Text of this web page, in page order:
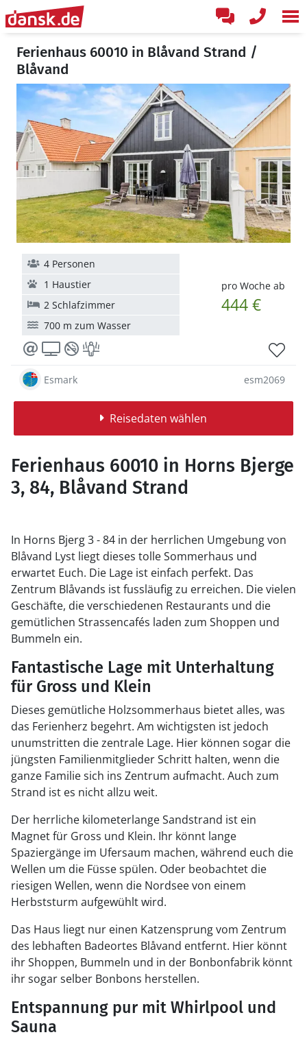
Ferienhaus 60010 in Blåvand Strand /
Blåvand
pro Woche ab
444 €
4 Personen
1 Haustier
2 Schlafzimmer
700 m zum Wasser
Esmark esm2069
Reisedaten wählen
Ferienhaus 60010 in Horns Bjerge
3, 84, Blåvand Strand
In Horns Bjerg 3 - 84 in der herrlichen Umgebung von
Blåvand Lyst liegt dieses tolle Sommerhaus und
erwartet Euch. Die Lage ist einfach perfekt. Das
Zentrum Blåvands ist fussläufig zu erreichen. Die vielen
Geschäfte, die verschiedenen Restaurants und die
gemütlichen Strassencafés laden zum Shoppen und
Bummeln ein.
Fantastische Lage mit Unterhaltung
für Gross und Klein
Dieses gemütliche Holzsommerhaus bietet alles, was
das Ferienherz begehrt. Am wichtigsten ist jedoch
unumstritten die zentrale Lage. Hier können sogar die
jüngsten Familienmitglieder Schritt halten, wenn die
ganze Familie sich ins Zentrum aufmacht. Auch zum
Strand ist es nicht allzu weit.
Der herrliche kilometerlange Sandstrand ist ein
Magnet für Gross und Klein. Ihr könnt lange
Spaziergänge im Ufersaum machen, während euch die
Wellen um die Füsse spülen. Oder beobachtet die
riesigen Wellen, wenn die Nordsee von einem
Herbststurm aufgewühlt wird.
Das Haus liegt nur einen Katzensprung vom Zentrum
des lebhaften Badeortes Blåvand entfernt. Hier könnt
ihr Shoppen, Bummeln und in der Bonbonfabrik könnt
ihr sogar selber Bonbons herstellen.
Entspannung pur mit Whirlpool und
Sauna